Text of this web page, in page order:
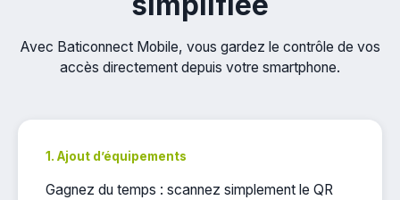
Avec Baticonnect Mobile, vous gardez le contrôle de vos
accès directement depuis votre smartphone.
1. Ajout d’équipements
Gagnez du temps : scannez simplement le QR